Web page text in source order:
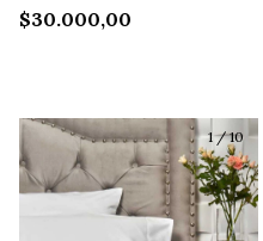
$30.000,00
1/10